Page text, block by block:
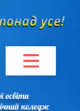
освіти
коледж